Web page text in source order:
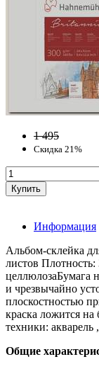
1 495
Скидка 21%
Информация
Альбом-склейка
листов Плотность:
целлюлозаБумага
и чрезвычайно
плоскостностью
краска ложится на
техники: акварель
Общие